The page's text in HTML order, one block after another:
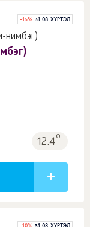
-15% 31.08 ХҮРТЭЛ
12.4о.